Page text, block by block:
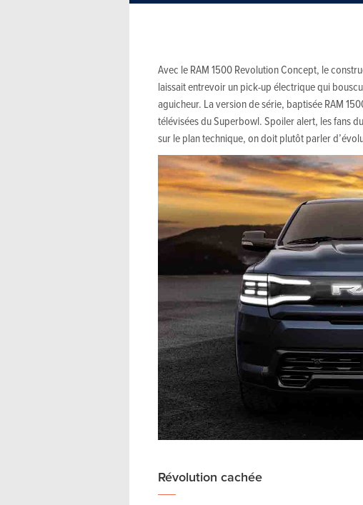
Avec le RAM 1500 Revolution Concept, le
laissait entrevoir un pick-up électrique qui
aguicheur. La version de série, baptisée RAM
télévisées du Superbowl. Spoiler alert, les fans
sur le plan technique, on doit plutôt parler
Révolution cachée